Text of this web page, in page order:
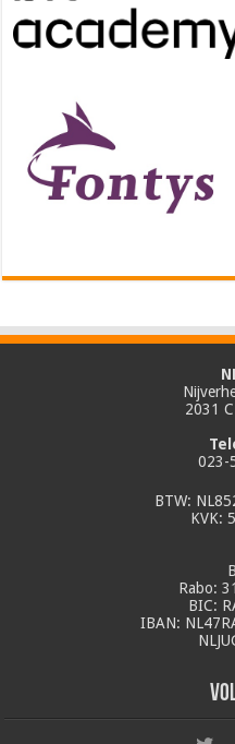
2031
023-
BTW:
KVK:
Rabo:
BIC:
IBAN: